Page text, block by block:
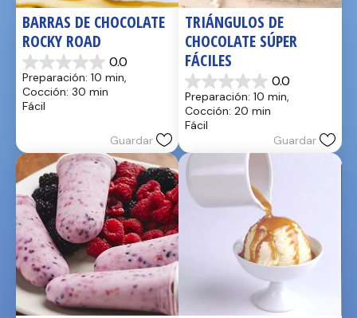
BARRAS DE CHOCOLATE
ROCKY ROAD
0.0
0.0
de
5
estrellas.
Preparación: 10 min,
Cocción: 30 min
Fácil
Guardar
TRIÁNGULOS DE
CHOCOLATE SÚPER
FÁCILES
0.0
0.0
de
5
estrellas.
Preparación: 10 min,
Cocción: 20 min
Fácil
Guardar